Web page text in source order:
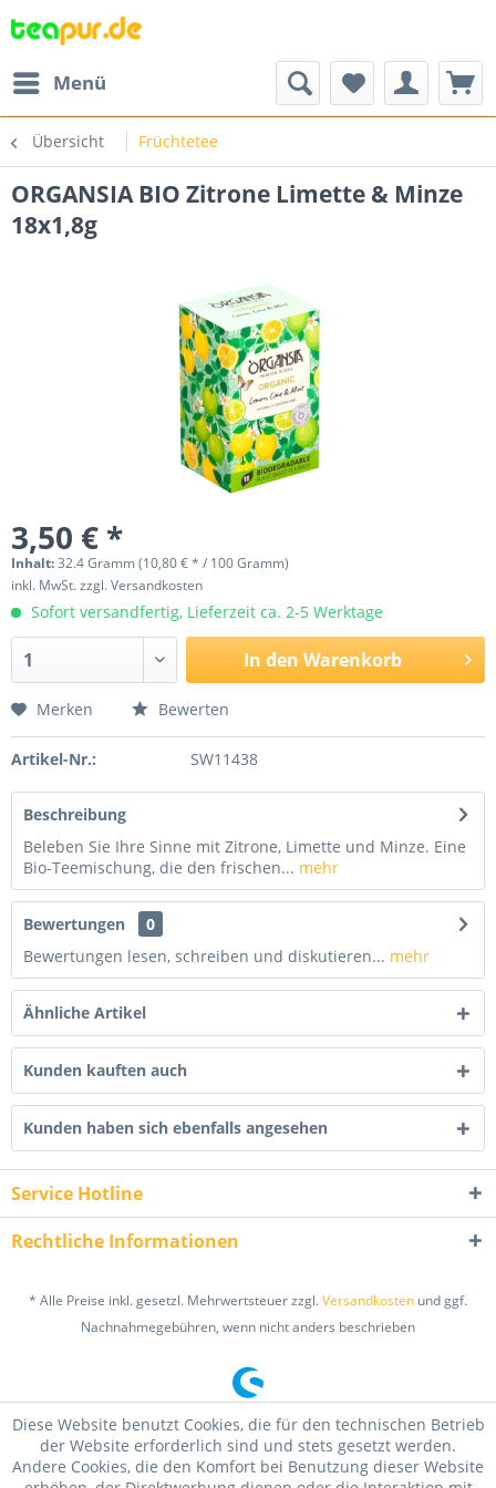
Menü
Übersicht Früchtetee
ORGANSIA BIO Zitrone Limette & Minze
18x1,8g
3,50 € *
Inhalt:32.4 Gramm (10,80 € * / 100 Gramm)
inkl. MwSt.zzgl. Versandkosten
Sofort versandfertig, Lieferzeit ca. 2-5 Werktage
In den Warenkorb
Merken Bewerten
Artikel-Nr.: SW11438
Beschreibung
Beleben Sie Ihre Sinne mit Zitrone, Limette und Minze. Eine
Bio-Teemischung, die den frischen... mehr
Bewertungen
0
Bewertungen lesen, schreiben und diskutieren... mehr
Ähnliche Artikel
Kunden kauften auch
Kunden haben sich ebenfalls angesehen
Service Hotline
Rechtliche Informationen
* Alle Preise inkl. gesetzl. Mehrwertsteuer zzgl.Versandkosten und ggf.
Nachnahmegebühren, wenn nicht anders beschrieben
Diese Website benutzt Cookies, die für den technischen Betrieb
der Website erforderlich sind und stets gesetzt werden.
Andere Cookies, die den Komfort bei Benutzung dieser Website